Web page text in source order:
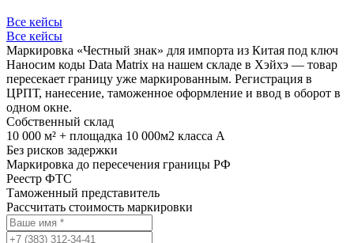
Все кейсы
Все кейсы
Маркировка «Честный знак» для импорта из Китая под ключ
Наносим коды Data Matrix на нашем складе в Хэйхэ — товар
пересекает границу уже маркированным. Регистрация в
ЦРПТ, нанесение, таможенное оформление и ввод в оборот в
одном окне.
Собственный склад
10 000 м² + площадка 10 000м2 класса А
Без рисков задержки
Маркировка до пересечения границы РФ
Реестр ФТС
Таможенный представитель
Рассчитать стоимость маркировки